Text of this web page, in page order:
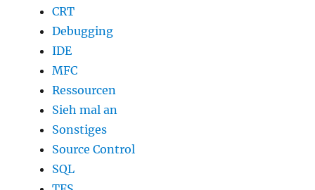
CRT
Debugging
IDE
MFC
Ressourcen
Sieh mal an
Sonstiges
Source Control
SQL